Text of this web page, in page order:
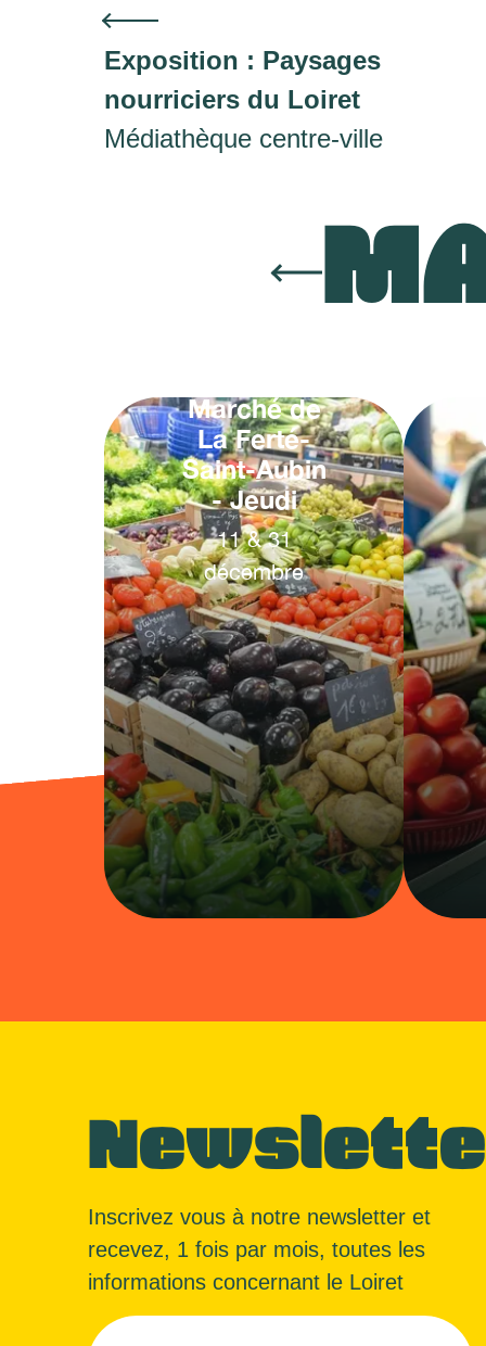
Exposition : Paysages
nourriciers du Loiret
Médiathèque centre-ville
Marché de
La Ferté-
Saint-Aubin
- Jeudi
11 & 31
décembre
Inscrivez vous à notre newsletter et
recevez, 1 fois par mois, toutes les
informations concernant le Loiret